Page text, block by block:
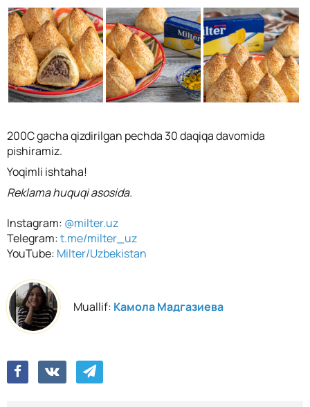
200C gacha qizdirilgan pechda 30 daqiqa davomida
pishiramiz.
Yoqimli ishtaha!
Reklama huquqi asosida.
Instagram: @milter.uz
Telegram:t.me/milter_uz
YouTube: Milter/Uzbekistan
Muallif: Камола Мадгазиева